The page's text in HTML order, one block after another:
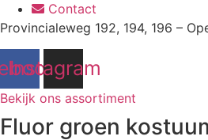
Contact
Provincialeweg 192, 194, 196 –
Instagram
Bekijk ons assortiment
Fluor groen